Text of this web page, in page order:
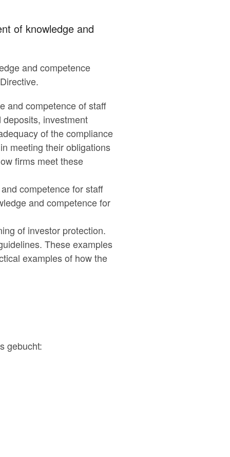
of knowledge and
and competence
and competence of staff
investment
of the compliance
meeting their obligations
firms meet these
competence for staff
and competence for
of investor protection.
These examples
examples of how the
gebucht: